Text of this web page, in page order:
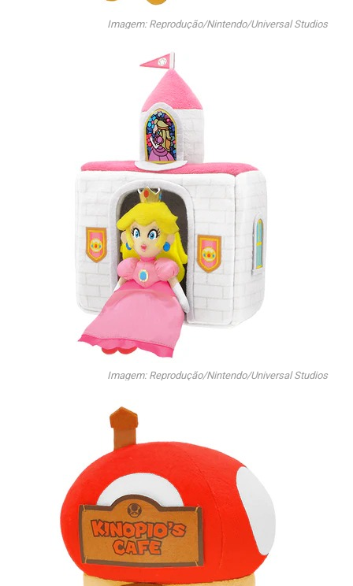
Imagem: Reprodução/Nintendo/Universal Studios
Imagem: Reprodução/Nintendo/Universal Studios